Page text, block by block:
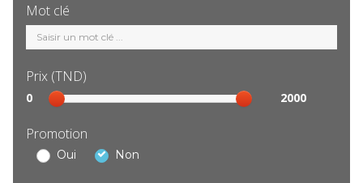
Mot clé
Mot
clé
Prix (TND)
Sélection
prix
0 2000
Promotion
Oui Non